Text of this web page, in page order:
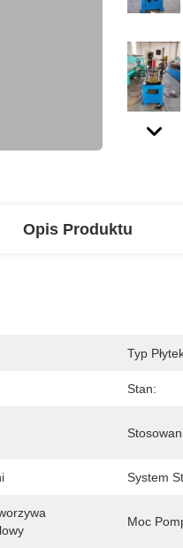
Opis Produktu
Typ
Stan:
System
Moc